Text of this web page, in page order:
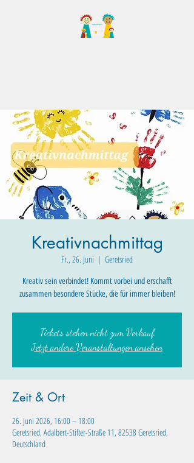
Kreativnachmittag
Fr., 26. Juni
  |
Geretsried
Kreativ sein verbindet! Kommt vorbei und erschafft
zusammen besondere Stücke, die für immer bleiben!
Tickets stehen nicht zum Verkauf
Jetzt andere Veranstaltungen ansehen
Zeit & Ort
26. Juni 2026, 16:00 – 18:00
Geretsried, Adalbert-Stifter-Straße 11, 82538 Geretsried,
Deutschland